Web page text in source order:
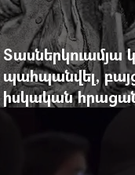
Տասներկուամյա
պահպանվել,
իսկական